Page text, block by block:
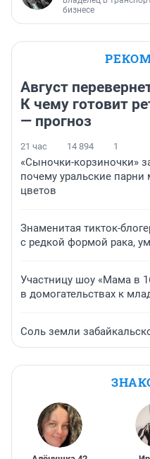
бизнесе
Август
К чему готовит
— прогноз
21 час 14 894 1
«Сыночки-корзиночки»
почему уральские
цветов
Знаменитая тикток-
с редкой формой рака,
Участницу шоу «Мама в
в домогательствах к
Соль земли